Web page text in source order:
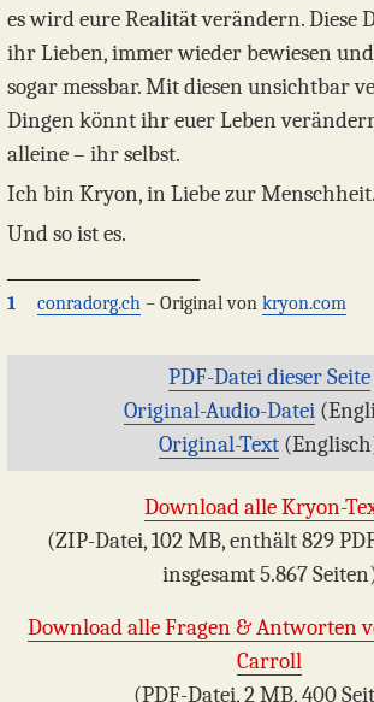
es wird eure Realität verändern. Diese
ihr Lieben, immer wieder bewiesen
sogar messbar. Mit diesen unsichtbar
Dingen könnt ihr euer Leben
alleine – ihr selbst.
Ich bin Kryon, in Liebe zur Menschheit.
Und so ist es.
1 conradorg.ch – Original von kryon.com
PDF-Datei dieser Seite
Original-Audio-Datei
Original-Text
Download alle Kryon-
(ZIP-Datei, 102 MB, enthält 829
insgesamt 5.867
Download alle Fragen & Antworten
Carroll
(PDF-Datei, 2 MB, 400